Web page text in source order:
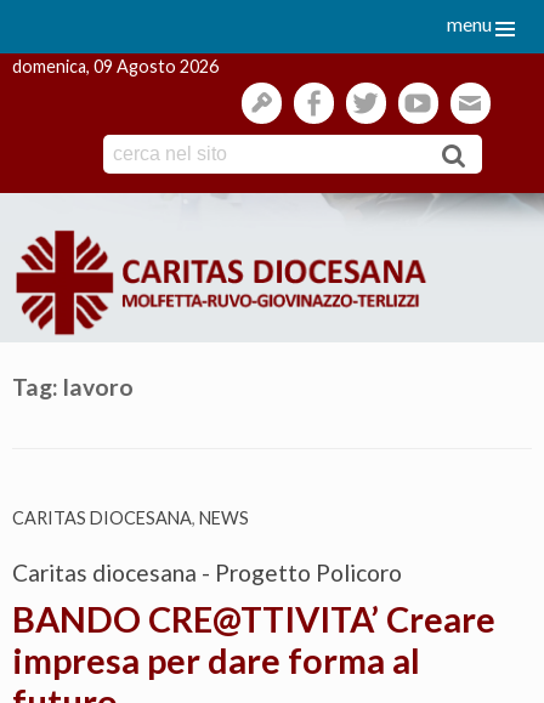
menu
domenica, 09 Agosto 2026
gestionefacebooktwitteryoutube
Skip
Tag: lavoro
CARITAS DIOCESANA, NEWS
Caritas diocesana - Progetto Policoro
BANDO CRE@TTIVITA’ Creare
impresa per dare forma al